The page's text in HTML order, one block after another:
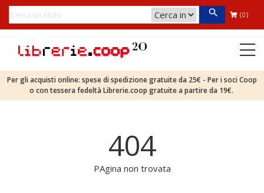
(0)
Per gli acquisti online: spese di spedizione gratuite da 25€ - Per i soci Coop
o con tessera fedeltà Librerie.coop gratuite a partire da 19€.
404
PAgina non trovata